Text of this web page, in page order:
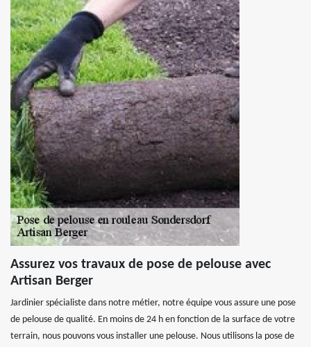
Assurez vos travaux de pose de pelouse avec
Artisan Berger
Jardinier spécialiste dans notre métier, notre équipe vous assure une pose
de pelouse de qualité. En moins de 24 h en fonction de la surface de votre
terrain, nous pouvons vous installer une pelouse. Nous utilisons la pose de